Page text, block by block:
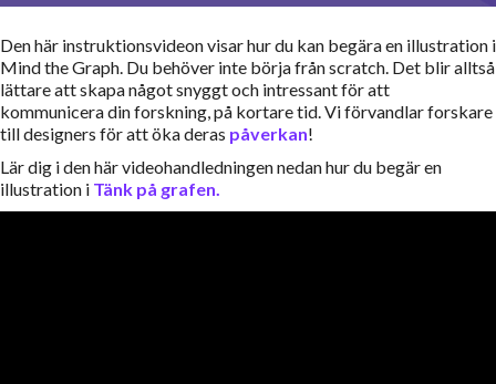
Den här instruktionsvideon visar hur du kan begära en illustration i
Mind the Graph. Du behöver inte börja från scratch. Det blir alltså
lättare att skapa något snyggt och intressant för att
kommunicera din forskning, på kortare tid. Vi förvandlar forskare
till designers för att öka deras påverkan!
Lär dig i den här videohandledningen nedan hur du begär en
illustration i Tänk på grafen.